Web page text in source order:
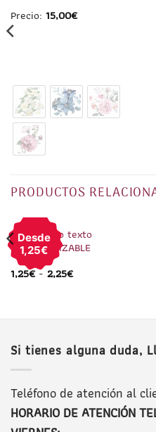
Precio: 15,00€
PRODUCTOS
Desde
1,25€
Pin Petardo texto
PERSONALIZABLE
1,25€-2,25€
Si tienes alguna duda,
Teléfono de atención al
HORARIO DE ATENCIÓN